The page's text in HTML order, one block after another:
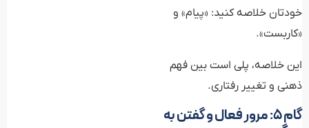
خودتان خلاصه کنید: «پیام» و
«کاربست».
این خلاصه، پلی است بین فهم
ذهنی و تغییر رفتاری.
گام ۵: مرور فعال و گفتن به